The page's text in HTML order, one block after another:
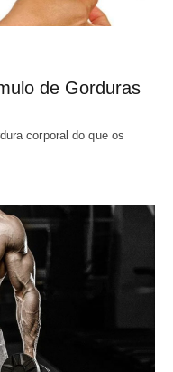
de Gorduras
corporal do que os